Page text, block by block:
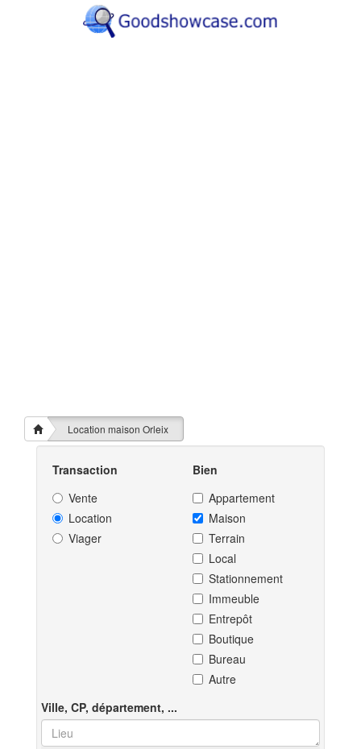
Location maison Orleix
Transaction
Vente
Location
Viager
Bien
Appartement
Maison
Terrain
Local
Stationnement
Immeuble
Entrepôt
Boutique
Bureau
Autre
Ville, CP, département, ...